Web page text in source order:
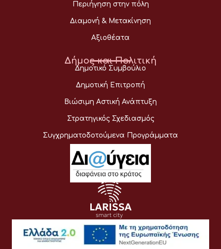
Περιήγηση στην πόλη
Διαμονή & Μετακίνηση
Αξιοθέατα
Δήμος και Πολιτική
Δημοτικό Συμβούλιο
Δημοτική Επιτροπή
Βιώσιμη Αστική Ανάπτυξη
Στρατηγικός Σχεδιασμός
Συγχρηματοδοτούμενα Προγράμματα